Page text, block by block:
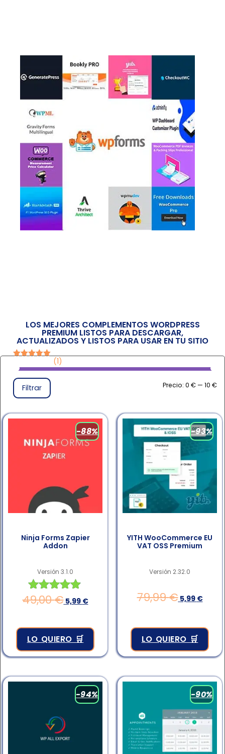
LOS MEJORES COMPLEMENTOS WORDPRESS
PREMIUM LISTOS PARA DESCARGAR,
ACTUALIZADOS Y LISTOS PARA USAR EN TU SITIO
de 5
(1)
Filtrar Precio: 0 € — 10 €
-88%
Ninja Forms Zapier
Addon
Versión 3.1.0
Valorado en
49,00€ 5,99 €
LO QUIERO 🛒
-93%
YITH WooCommerce EU
VAT OSS Premium
Versión 2.32.0
79,99€ 5,99 €
LO QUIERO 🛒
-94% -90%